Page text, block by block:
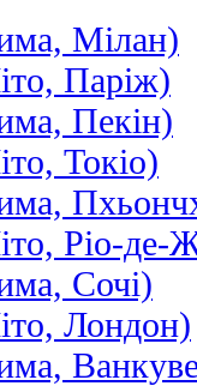
Мілан)
Паріж)
Пекін)
Токіо)
Ріо-де-
Сочі)
Лондон)